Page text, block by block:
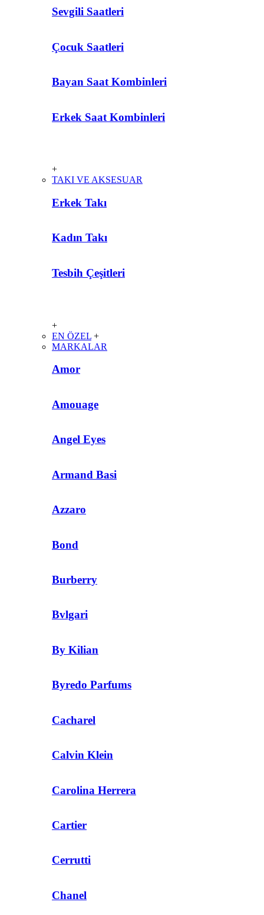
Sevgili Saatleri
Çocuk Saatleri
Bayan Saat Kombinleri
Erkek Saat Kombinleri
+
TAKI VE AKSESUAR
Erkek Takı
Kadın Takı
Tesbih Çeşitleri
+
EN ÖZEL +
MARKALAR
Amor
Amouage
Angel Eyes
Armand Basi
Azzaro
Bond
Burberry
Bvlgari
By Kilian
Byredo Parfums
Cacharel
Calvin Klein
Carolina Herrera
Cartier
Cerrutti
Chanel